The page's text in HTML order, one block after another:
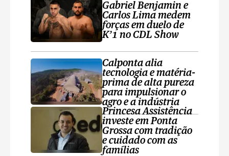
Gabriel Benjamin e
Carlos Lima medem
forças em duelo de
K’1 no CDL Show
Calponta alia
tecnologia e matéria-
prima de alta pureza
para impulsionar o
agro e a indústria
Princesa Assistência
investe em Ponta
Grossa com tradição
e cuidado com as
famílias